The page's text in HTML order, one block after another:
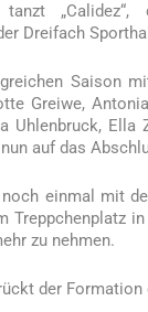
„Calidez“,
Dreifach
Saison
Greiwe,
Uhlenbruck,
auf das
einmal mit
Treppchenplatz
zu nehmen.
der Formation